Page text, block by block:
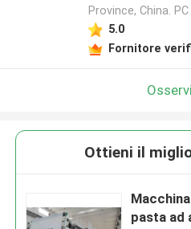
Province, China.
5.0
Fornitore
Ottieni il
pasta ad